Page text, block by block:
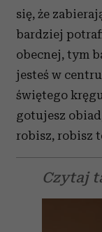
się, że
bardziej
obecnej, tym
jesteś w
świętego
gotujesz
robisz, robisz
Czytaj